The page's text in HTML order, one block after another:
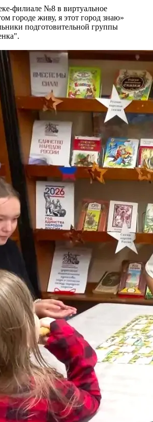
филиале №8 в виртуальное
городе живу, я этот город знаю»
подготовительной группы